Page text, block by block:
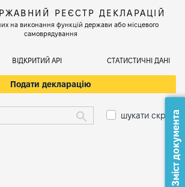
РЕЄСТР ДЕКЛАРАЦІЙ
на виконання функцій держави або місцевого
самоврядування
ВІДКРИТИЙ АРІ СТАТИСТИЧНІ ДАНІ
Подати декларацію
шукати скрізьЗміст документа